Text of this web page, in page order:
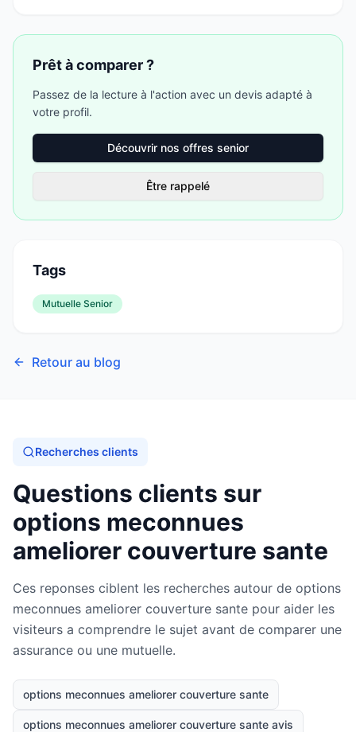
Prêt à comparer ?
Passez de la lecture à l'action avec un devis adapté à
votre profil.
Découvrir nos offres senior
Être rappelé
Tags
Mutuelle Senior
Retour au blog
Recherches clients
Questions clients sur
options meconnues
ameliorer couverture sante
Ces reponses ciblent les recherches autour de options
meconnues ameliorer couverture sante pour aider les
visiteurs a comprendre le sujet avant de comparer une
assurance ou une mutuelle.
options meconnues ameliorer couverture sante
options meconnues ameliorer couverture sante avis